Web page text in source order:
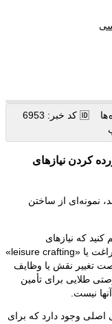
ها
🆔 کد خبر: 6953
کردن نیازهای
که نیازهای
روان‌شناختی‌تان را برآورده کند، ساختن اوقات فراغت یا «leisure crafting»
تغییر نقش یا وظایف
طلایی برای تأمین
نیست.
اصلی وجود دارد که برای